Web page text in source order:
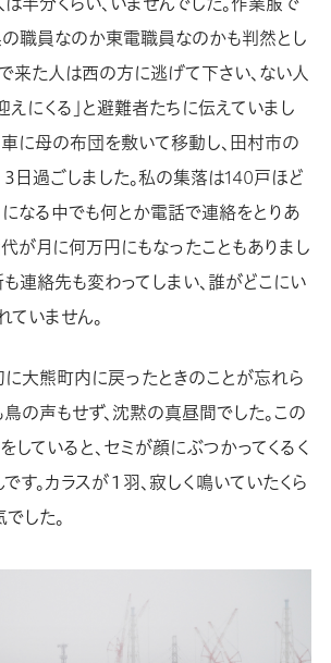
の職員なのか東電職員なのかも判然とし
来た人は西の方に逃げて下さい、ない人
えにくる」と避難者たちに伝えていまし
車に母の布団を敷いて移動し、田村市の
日過ごしました。私の集落は140戸ほど
になる中でも何とか電話で連絡をとりあ
が月に何万円にもなったこともありまし
連絡先も変わってしまい、誰がどこにい
いません。
に大熊町内に戻ったときのことが忘れら
の声もせず、沈黙の真昼間でした。この
ていると、セミが顔にぶつかってくるく
す。カラスが１羽、寂しく鳴いていたくら
した。